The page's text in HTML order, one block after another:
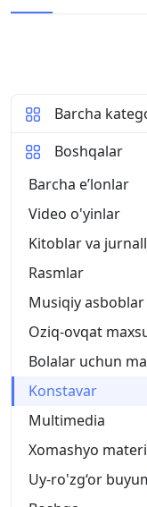
Barcha
Boshqalar
Barcha eʼlonlar
Video o'yinlar
Kitoblar va
Rasmlar
Musiqiy asboblar
Oziq-ovqat
Bolalar uchun
Konstavar
Multimedia
Xomashyo
Uy-ro'zg‘or